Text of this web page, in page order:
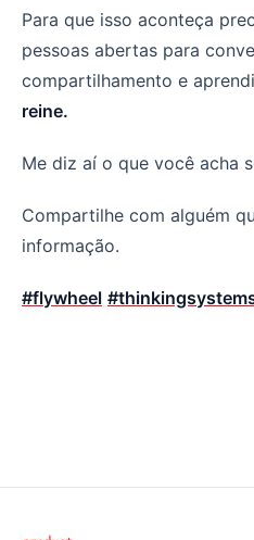
Para que isso aconteça
pessoas abertas para
compartilhamento e
reine.
Me diz aí o que você acha
Compartilhe com alguém
informação.
#flywheel